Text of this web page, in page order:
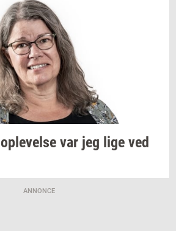
op­le­vel­se var jeg lige ved
ANNONCE